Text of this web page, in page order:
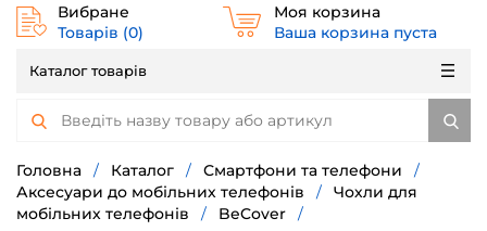
Вибране
Товарів (0)
Моя корзина
Ваша корзина пуста
Каталог товарів
Головна / Каталог / Смартфони та телефони
/
Аксесуари до мобільних телефонів
/
Чохли для
мобільних телефонів
/ BeCover /